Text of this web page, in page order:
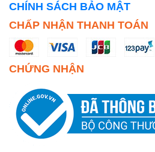
CHÍNH SÁCH BẢO MẬT
CHẤP NHẬN THANH TOÁN
CHỨNG NHẬN